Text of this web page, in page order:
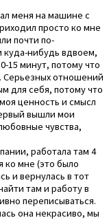
меня на машине с
просто ко мне
почти по-
куда-нибудь вдвоем,
15 минут, потому что
Серьезных отношений
для себя, потому что
ценность и смысл
вышли мои
чувства,
работала там 4
ко мне (это было
и вернулась в тот
там и работу в
переписываться.
она некрасиво, мы